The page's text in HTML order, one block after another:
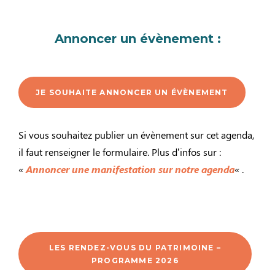
Annoncer un évènement :
JE SOUHAITE ANNONCER UN ÉVÈNEMENT
Si vous souhaitez publier un évènement sur cet agenda,
il faut renseigner le formulaire. Plus d’infos sur :
«Annoncer une manifestation sur notre agenda« .
LES RENDEZ-VOUS DU PATRIMOINE –
PROGRAMME 2026